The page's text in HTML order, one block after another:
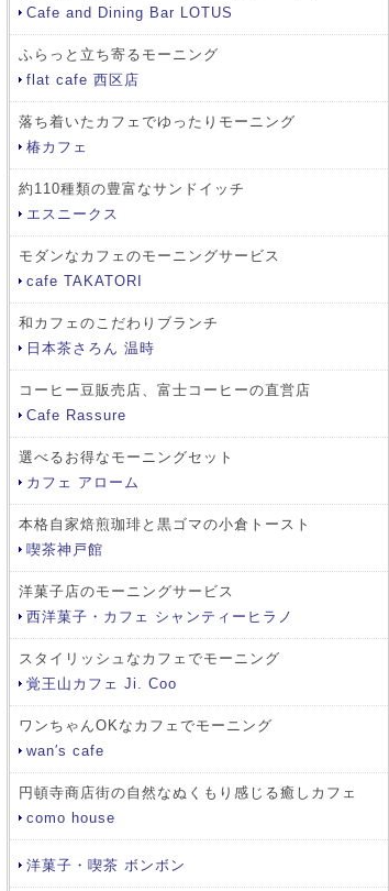
Cafe and Dining Bar LOTUS
ふらっと立ち寄るモーニング
flat cafe 西区店
落ち着いたカフェでゆったりモーニング
椿カフェ
約110種類の豊富なサンドイッチ
エスニークス
モダンなカフェのモーニングサービス
cafe TAKATORI
和カフェのこだわりブランチ
日本茶さろん 温時
コーヒー豆販売店、富士コーヒーの直営店
Cafe Rassure
選べるお得なモーニングセット
カフェ アローム
本格自家焙煎珈琲と黒ゴマの小倉トースト
喫茶神戸館
洋菓子店のモーニングサービス
西洋菓子・カフェ シャンティーヒラノ
スタイリッシュなカフェでモーニング
覚王山カフェ Ji. Coo
ワンちゃんOKなカフェでモーニング
wan′s cafe
円頓寺商店街の自然なぬくもり感じる癒しカフェ
como house
洋菓子・喫茶 ボンボン